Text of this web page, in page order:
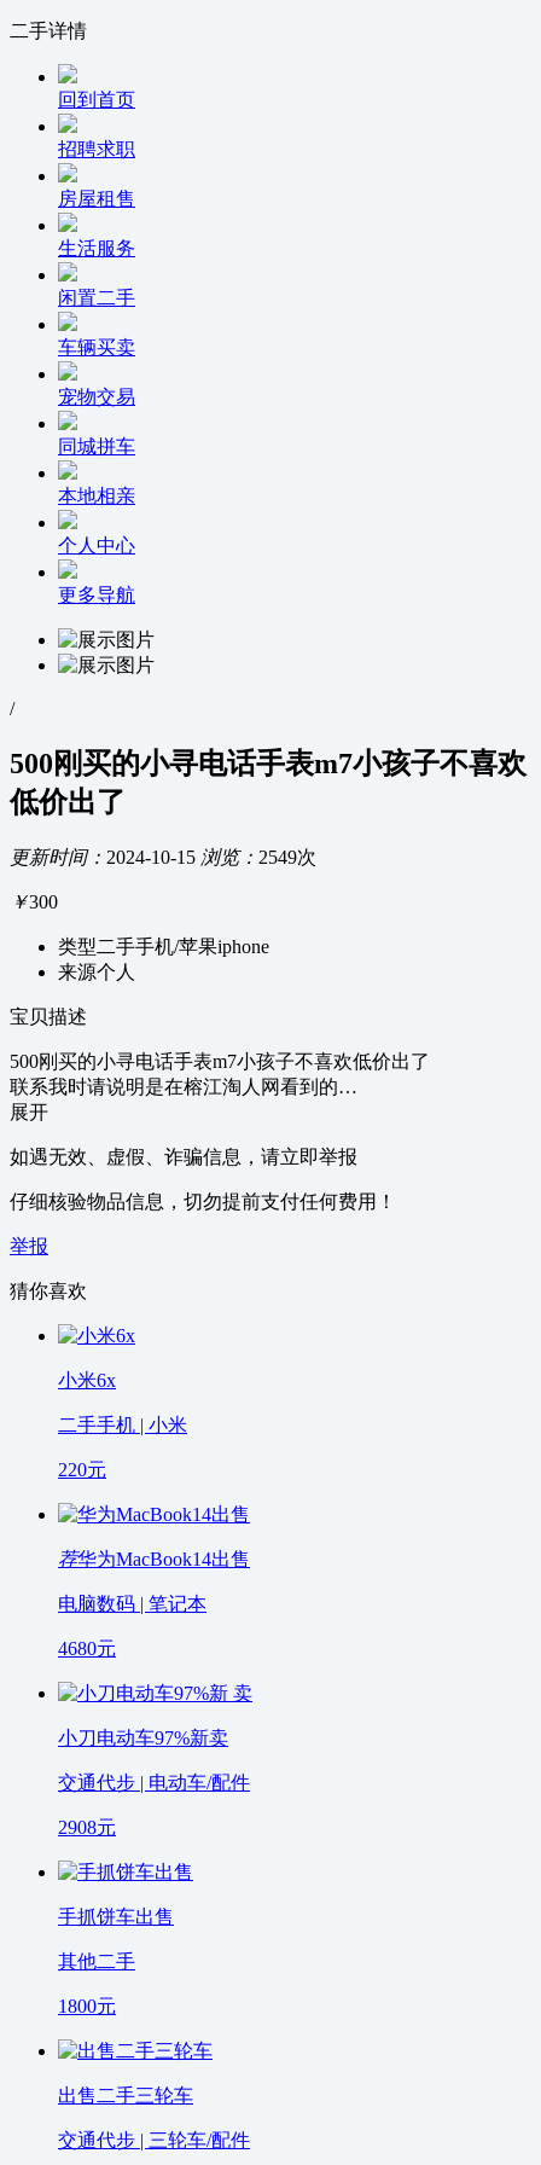
二手详情
回到首页
招聘求职
房屋租售
生活服务
闲置二手
车辆买卖
宠物交易
同城拼车
本地相亲
个人中心
更多导航
/
500刚买的小寻电话手表m7小孩子不喜欢
低价出了
更新时间： 2024-10-15 浏览： 2549次
￥300
类型二手手机/苹果iphone
来源个人
宝贝描述
500刚买的小寻电话手表m7小孩子不喜欢低价出了
联系我时请说明是在榕江淘人网看到的…
展开
如遇无效、虚假、诈骗信息，请立即举报
仔细核验物品信息，切勿提前支付任何费用！
举报
猜你喜欢
小米6x
二手手机 | 小米
220元
荐华为MacBook14出售
电脑数码 | 笔记本
4680元
小刀电动车97%新卖
交通代步 | 电动车/配件
2908元
手抓饼车出售
其他二手
1800元
出售二手三轮车
交通代步 | 三轮车/配件